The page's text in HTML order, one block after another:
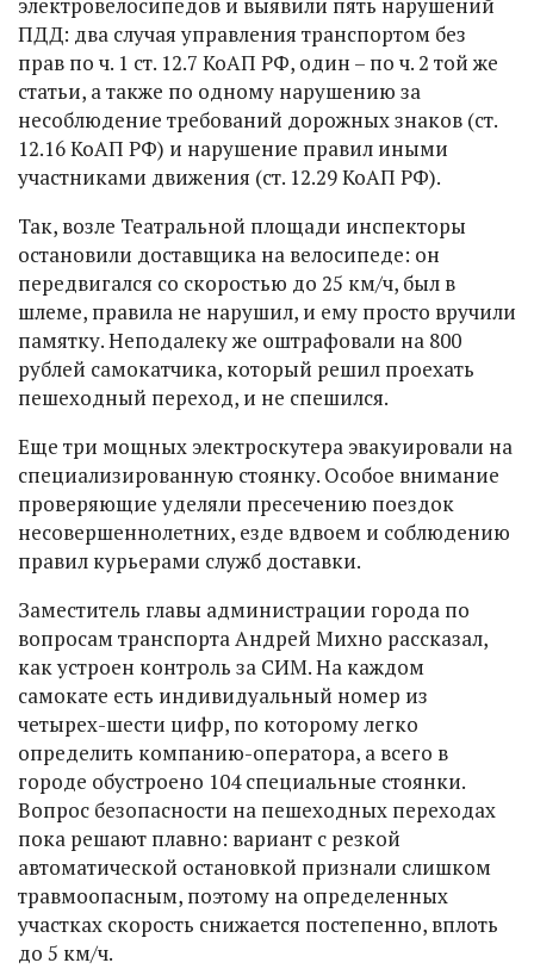
ПДД: два случая управления транспортом без
прав по ч. 1 ст. 12.7 КоАП РФ, один – по ч. 2 той же
статьи, а также по одному нарушению за
несоблюдение требований дорожных знаков (ст.
12.16 КоАП РФ) и нарушение правил иными
участниками движения (ст. 12.29 КоАП РФ).
Так, возле Театральной площади инспекторы
остановили доставщика на велосипеде: он
передвигался со скоростью до 25 км/ч, был в
шлеме, правила не нарушил, и ему просто вручили
памятку. Неподалеку же оштрафовали на 800
рублей самокатчика, который решил проехать
пешеходный переход, и не спешился.
Еще три мощных электроскутера эвакуировали на
специализированную стоянку. Особое внимание
проверяющие уделяли пресечению поездок
несовершеннолетних, езде вдвоем и соблюдению
правил курьерами служб доставки.
Заместитель главы администрации города по
вопросам транспорта Андрей Михно рассказал,
как устроен контроль за СИМ. На каждом
самокате есть индивидуальный номер из
четырех-шести цифр, по которому легко
определить компанию-оператора, а всего в
городе обустроено 104 специальные стоянки.
Вопрос безопасности на пешеходных переходах
пока решают плавно: вариант с резкой
автоматической остановкой признали слишком
травмоопасным, поэтому на определенных
участках скорость снижается постепенно, вплоть
до 5 км/ч.